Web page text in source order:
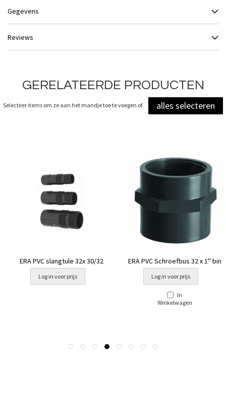
Gegevens
Reviews
GERELATEERDE PRODUCTEN
Selecteer items om ze aan het mandje toe te voegen of alles selecteren
ERA PVC slangtule 32x 30/32
Log in voor prijs
ERA PVC Schroefbus 32 x 1'' bin
Log in voor prijs
In
Winkelwagen